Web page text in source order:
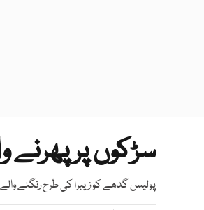
سڑکوں پر پھرنے
پولیس گدھے کو زیبرا کی طرح